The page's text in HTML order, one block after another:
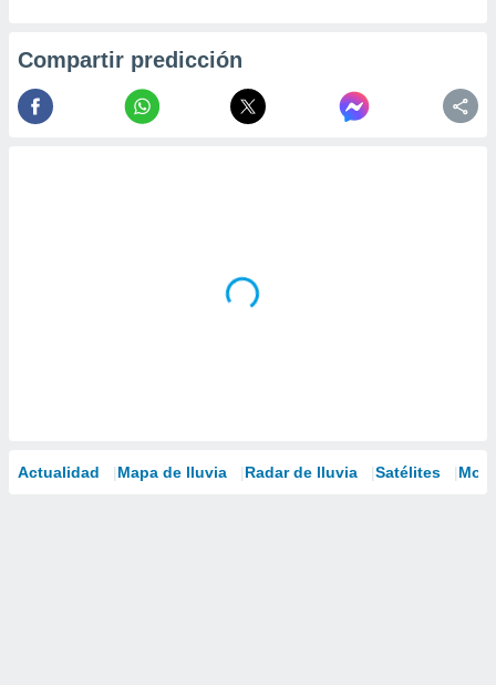
Compartir predicción
Actualidad Mapa de lluvia Radar de lluvia Satélites